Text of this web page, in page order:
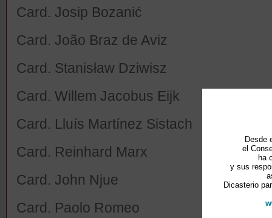
Card. Josip Bozanić
Card. João Braz de Aviz
Card. Stanisław Dziwisz
Card. Willem Jacobus Eijk
Card. Lluís Martínez Sistach
Card. Reinhard Marx
Card. John Njue
Card. Paolo Romeo
Desde
el
ha
y sus
Dicasterio